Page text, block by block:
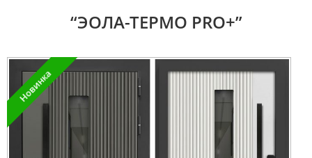
“ЭОЛА-ТЕРМО PRO+”
Новинка